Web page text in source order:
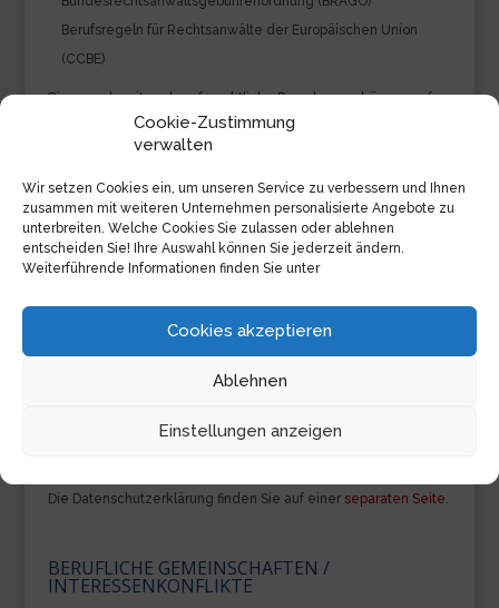
Cookie-Zustimmung
verwalten
Wir setzen Cookies ein, um unseren Service zu verbessern und Ihnen
zusammen mit weiteren Unternehmen personalisierte Angebote zu
unterbreiten. Welche Cookies Sie zulassen oder ablehnen
entscheiden Sie! Ihre Auswahl können Sie jederzeit ändern.
Weiterführende Informationen finden Sie unter
Cookies akzeptieren
Ablehnen
Einstellungen anzeigen
Berufsregeln für Rechtsanwälte der Europäischen Union
(CCBE)
Diese und weitere berufsrechtliche Regelungen können auf
der Website derBundesrechtsanwaltskammer
PFLICHTINFORMATIONEN NACH § 2 DL-INFOV
Rechtanwältinnen und Rechtsanwälte sind aufgrund der
Bundesrechtsanwaltsordnung verpflichtet, eine
Mindestversicherungssumme von 250.000,- € zu unterhalten
(§ 51 BRAO). Die Vermögensschadenhaftpflichtversicherung von
Herrn RA Wolfgang Frese: Vers.-Nr. GHV
30/0457/8321396/440 bei der Allianz Versicherungs-
Die Datenschutzerklärung finden Sie auf einer separaten Seite.
BERUFLICHE GEMEINSCHAFTEN /
INTERESSENKONFLIKTE